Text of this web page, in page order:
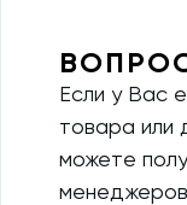
Если у Вас
товара или
можете